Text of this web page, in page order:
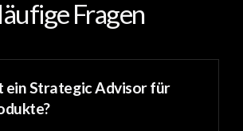
Fragen
ein Strategic Advisor für